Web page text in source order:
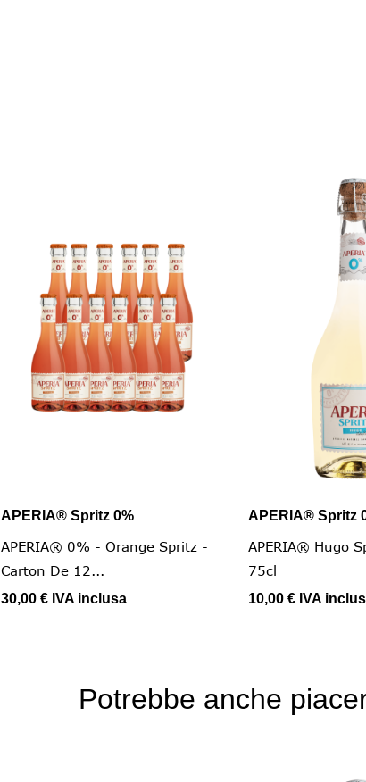
Vista rapida
APERIA® Spritz 0%
APERIA® 0% - Orange Spritz -
Carton De 12...
30,00 € IVA inclusa
Vista
APERIA® Spritz
APERIA® Hugo
75cl
10,00 € IVA
Potrebbe anche